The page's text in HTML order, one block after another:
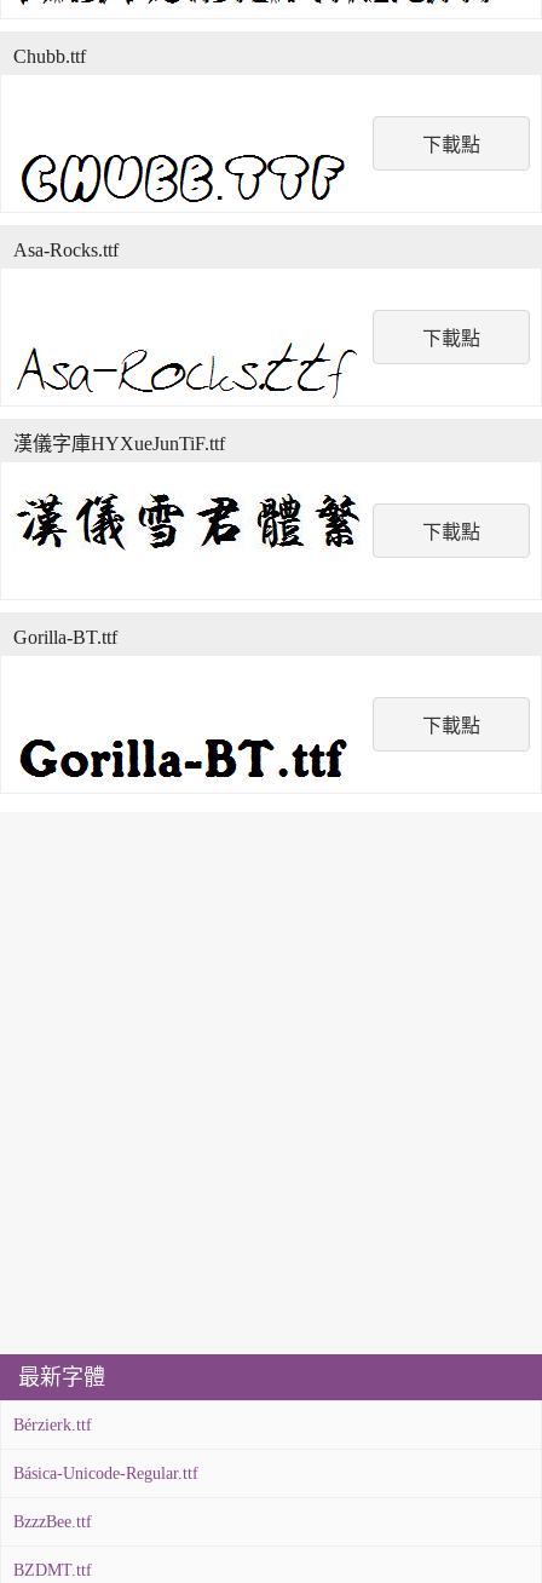
下載點
Chubb.ttf
下載點
Asa-Rocks.ttf
下載點
漢儀字庫HYXueJunTiF.ttf
下載點
Gorilla-BT.ttf
最新字體
Bérzierk.ttf
Básica-Unicode-Regular.ttf
BzzzBee.ttf
BZDMT.ttf